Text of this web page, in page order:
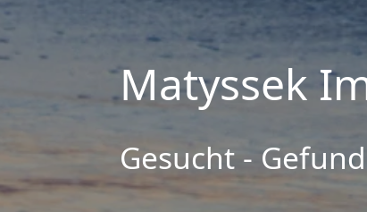
Matyssek
Gesucht -